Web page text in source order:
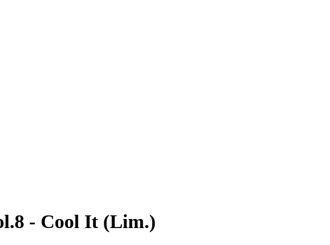
- Cool It (Lim.)